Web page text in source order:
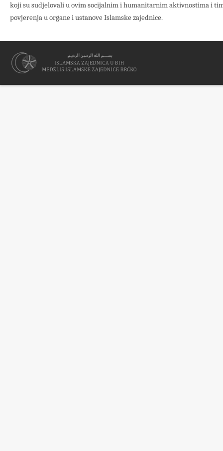
koji su sudjelovali u ovim socijalnim i humanitarnim aktivnostima i
povjerenja u organe i ustanove Islamske zajednice.